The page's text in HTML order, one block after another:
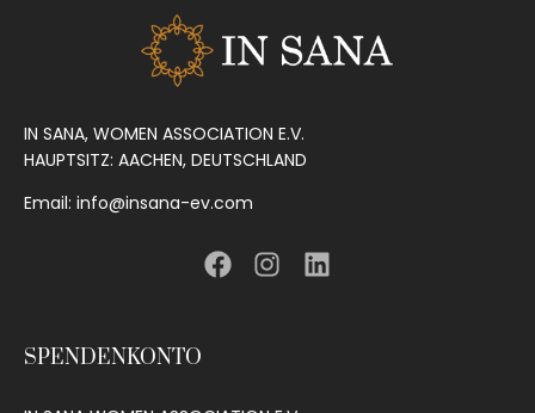
IN SANA, WOMEN ASSOCIATION E.V.
HAUPTSITZ: AACHEN, DEUTSCHLAND
Email: info@insana-ev.com
SPENDENKONTO